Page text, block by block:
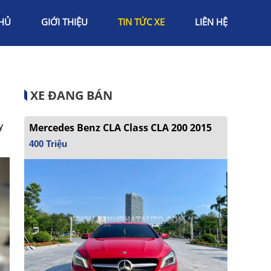
GIỚI THIỆU TIN TỨC XE LIÊN HỆ
XE ĐANG BÁN
Mercedes Benz CLA Class CLA 200 2015
400 Triệu